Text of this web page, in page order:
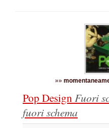
»»
Pop DesignFuori
fuori schema